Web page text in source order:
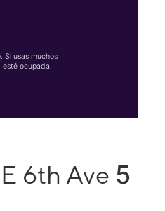
Si usas muchos
esté ocupada.
6th Ave 5